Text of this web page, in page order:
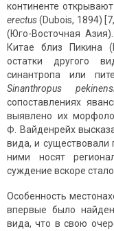
континенте
erectus(Dubois, 1894)
(Юго-Восточная
Китае близ Пикина
остатки другого
синантропа или
Sinanthropus
сопоставлениях
выявлено их
Ф. Вайденрейх
вида, и
ними носят
суждение вскоре
Особенность
впервые было
вида, что в свою